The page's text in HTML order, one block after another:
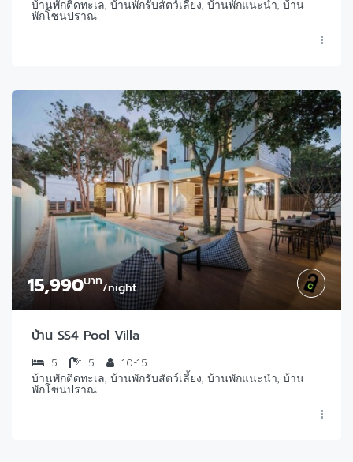
บ้านพักติดทะเล, บ้านพักรับสัตว์เลี้ยง, บ้านพักแนะนำ, บ้าน
พักโซนปราณ
15,990บาท/night
บ้าน SS4 Pool Villa
5 5
10-15
บ้านพักติดทะเล, บ้านพักรับสัตว์เลี้ยง, บ้านพักแนะนำ, บ้าน
พักโซนปราณ